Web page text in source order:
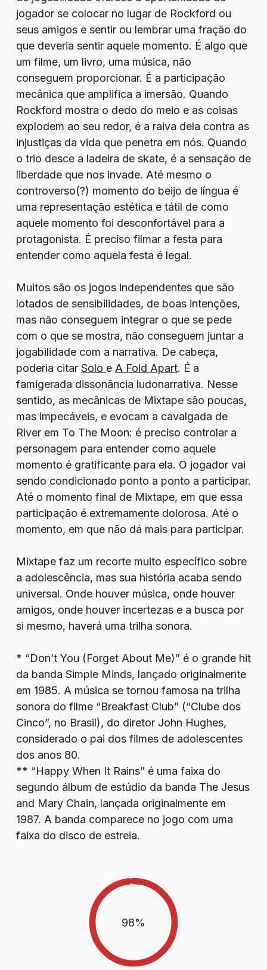
jogador se colocar no lugar de Rockford ou
seus amigos e sentir ou lembrar uma fração do
que deveria sentir aquele momento. É algo que
um filme, um livro, uma música, não
conseguem proporcionar. É a participação
mecânica que amplifica a imersão. Quando
Rockford mostra o dedo do meio e as coisas
explodem ao seu redor, é a raiva dela contra as
injustiças da vida que penetra em nós. Quando
o trio desce a ladeira de skate, é a sensação de
liberdade que nos invade. Até mesmo o
controverso(?) momento do beijo de língua é
uma representação estética e tátil de como
aquele momento foi desconfortável para a
protagonista. É preciso filmar a festa para
entender como aquela festa é legal.
Muitos são os jogos independentes que são
lotados de sensibilidades, de boas intenções,
mas não conseguem integrar o que se pede
com o que se mostra, não conseguem juntar a
jogabilidade com a narrativa. De cabeça,
poderia citar Solo e A Fold Apart. É a
famigerada dissonância ludonarrativa. Nesse
sentido, as mecânicas de Mixtape são poucas,
mas impecáveis, e evocam a cavalgada de
River em To The Moon: é preciso controlar a
personagem para entender como aquele
momento é gratificante para ela. O jogador vai
sendo condicionado ponto a ponto a participar.
Até o momento final de Mixtape, em que essa
participação é extremamente dolorosa. Até o
momento, em que não dá mais para participar.
Mixtape faz um recorte muito específico sobre
a adolescência, mas sua história acaba sendo
universal. Onde houver música, onde houver
amigos, onde houver incertezas e a busca por
si mesmo, haverá uma trilha sonora.
* “Don’t You (Forget About Me)” é o grande hit
da banda Simple Minds, lançado originalmente
em 1985. A música se tornou famosa na trilha
sonora do filme “Breakfast Club” (“Clube dos
Cinco”, no Brasil), do diretor John Hughes,
considerado o pai dos filmes de adolescentes
dos anos 80.
** “Happy When It Rains” é uma faixa do
segundo álbum de estúdio da banda The Jesus
and Mary Chain, lançada originalmente em
1987. A banda comparece no jogo com uma
faixa do disco de estreia.
98%